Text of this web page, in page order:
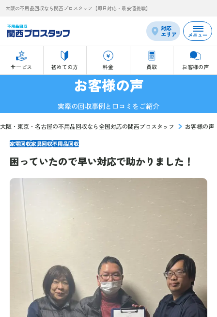
大阪の不用品回収なら関西プロスタッフ【即日対応・最安値挑戦】
対応
エリア
サービス 初めての方 料金 買取 お客様の声
メニュー
お客様の声
実際の回収事例と口コミをご紹介
大阪・東京・名古屋の不用品回収なら全国対応の関西プロスタッフ お客様の声
家電回収家具回収不用品回収
困っていたので早い対応で助かりました！